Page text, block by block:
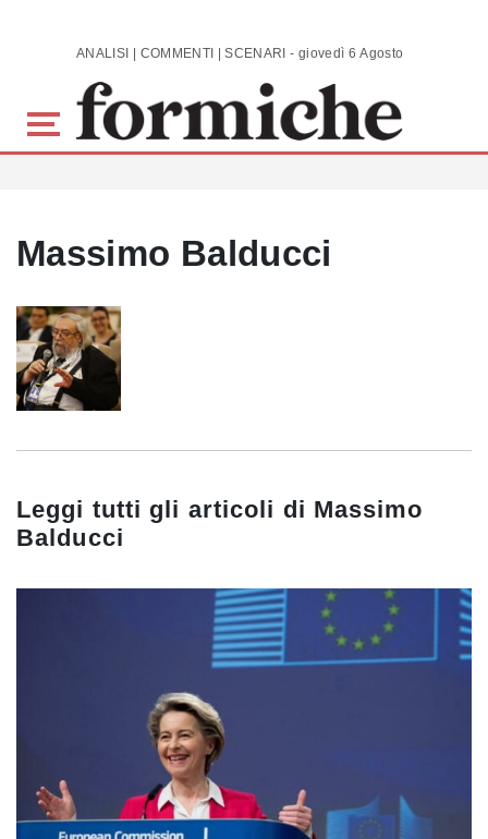
Skip to main content ANALISI | COMMENTI | SCENARI - giovedì 6 Agosto 2026
Massimo Balducci
Leggi tutti gli articoli di Massimo
Balducci